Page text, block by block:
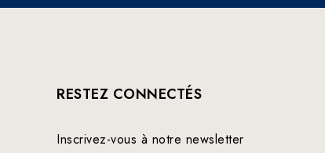
RESTEZ CONNECTÉS
Inscrivez-vous à notre newsletter